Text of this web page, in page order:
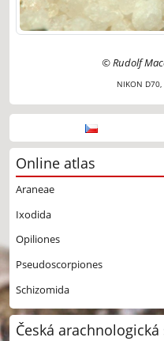
© Rudolf
NIKON
Online atlas
Araneae
Ixodida
Opiliones
Pseudoscorpiones
Schizomida
Česká